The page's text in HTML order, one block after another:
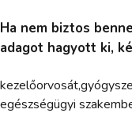
Ha nem biztos
adagot hagyott ki,
egészségügyi